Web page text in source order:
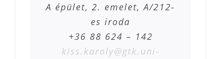
A épület, 2. emelet, A/212-
es iroda
+36 88 624 – 142
kiss.karoly@gtk.uni-